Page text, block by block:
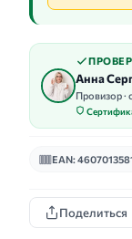
Анна
Провизор ·
EAN:
Поделиться